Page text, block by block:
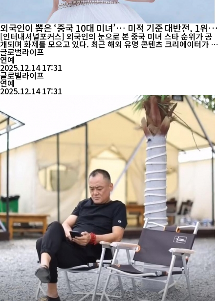
외국인이 뽑은 ‘중국 10대 미녀’… 미적 기준 대반전, 1위는
담송운·2위 디리러바
[인터내셔널포커스] 외국인의 눈으로 본 중국 미녀 스타 순위가 공
개되며 화제를 모으고 있다. 최근 해외 유명 콘텐츠 크리에이터가 선
정한 ‘외국인이 꼽은 중국 10대 미녀 스타’ 명단이 발표됐는데, 중국
내 통념과는 다른 결과가 나와 눈길을 끈다. 특히 담송운(谭松韵)이
쟁쟁한 톱스타들을 제치고 1위에 오르며 ‘미적 기준의 대반전’을 보
여줬다. 이번 순위는 중국 여성 특유의 검은 머리, 또렷한 이목구비,
동안 이미...
글로벌라이프
연예
2025.12.14 17:31
글로벌라이프
연예
2025.12.14 17:31